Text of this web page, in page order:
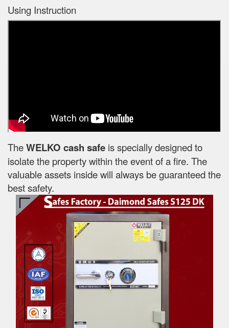
Using Instruction
TheWELKO cash safe is specially designed to
isolate the property within the event of a fire. The
valuable assets inside will always be guaranteed the
best safety.